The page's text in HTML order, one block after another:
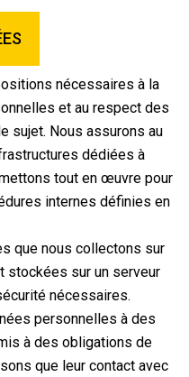
nécessaires à la
et au respect des
sujet. Nous assurons au
dédiées à
tout en œuvre pour
internes définies en
que nous collectons sur
stockées sur un serveur
nécessaires.
personnelles à des
à des obligations de
que leur contact avec